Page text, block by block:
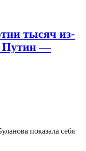
тысяч из-
Путин —
показала себя